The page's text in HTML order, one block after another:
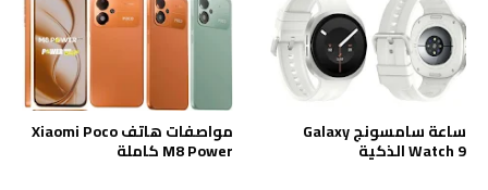
ساعة سامسونج Galaxy
Watch 9 الذكية
مواصفات هاتف Xiaomi Poco
M8 Power كاملة